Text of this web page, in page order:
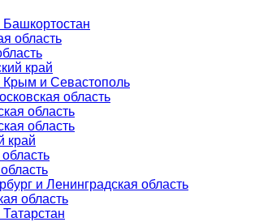
Башкортостан
область
край
Крым и Севастополь
область
область
область
край
и Ленинградская область
область